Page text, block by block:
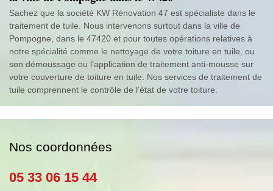
Sachez que la société KW Rénovation 47 est spécialiste dans le
traitement de tuile. Nous intervenons surtout dans la ville de
Pompogne, dans le 47420 et pour toutes opérations relatives à
notre spécialité comme le nettoyage de votre toiture en tuile, ou
son démoussage ou l’application de traitement anti-mousse sur
votre couverture de toiture en tuile. Nos services de traitement de
tuile comprennent le contrôle de l’état de votre toiture.
Nos coordonnées
05 33 06 15 44